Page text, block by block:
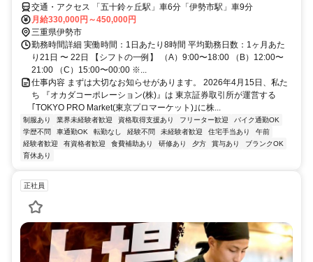
交通・アクセス 「五十鈴ヶ丘駅」車6分「伊勢市駅」車9分
月給330,000円～450,000円
三重県伊勢市
勤務時間詳細 実働時間：1日あたり8時間 平均勤務日数：1ヶ月あた
り21日 〜 22日 【シフトの一例】 （A）9:00〜18:00 （B）12:00〜
21:00 （C）15:00〜00:00 ※...
仕事内容 まずは大切なお知らせがあります。 2026年4月15日、私た
ち 『オカダコーポレーション(株)』は 東京証券取引所が運営する
｢TOKYO PRO Market(東京プロマーケット)｣に株...
制服あり 業界未経験者歓迎 資格取得支援あり フリーター歓迎
バイク通勤OK
学歴不問
車通勤OK 転勤なし 経験不問 未経験者歓迎 住宅手当あり
午前
経験者歓迎
有資格者歓迎 食費補助あり 研修あり 夕方 賞与あり
ブランクOK
育休あり
正社員